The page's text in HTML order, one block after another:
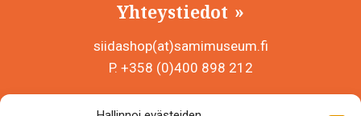
Yhteystiedot
siidashop(at)samimuseum.fi
P. +358 (0)400 898 212